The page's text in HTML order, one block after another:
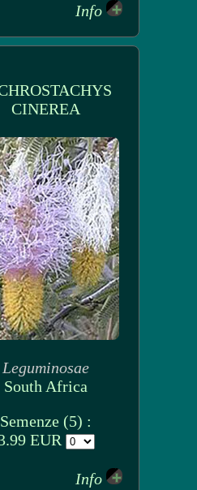
Info
CINEREA
Leguminosae
South Africa
Semenze (5) :
EUR
Info